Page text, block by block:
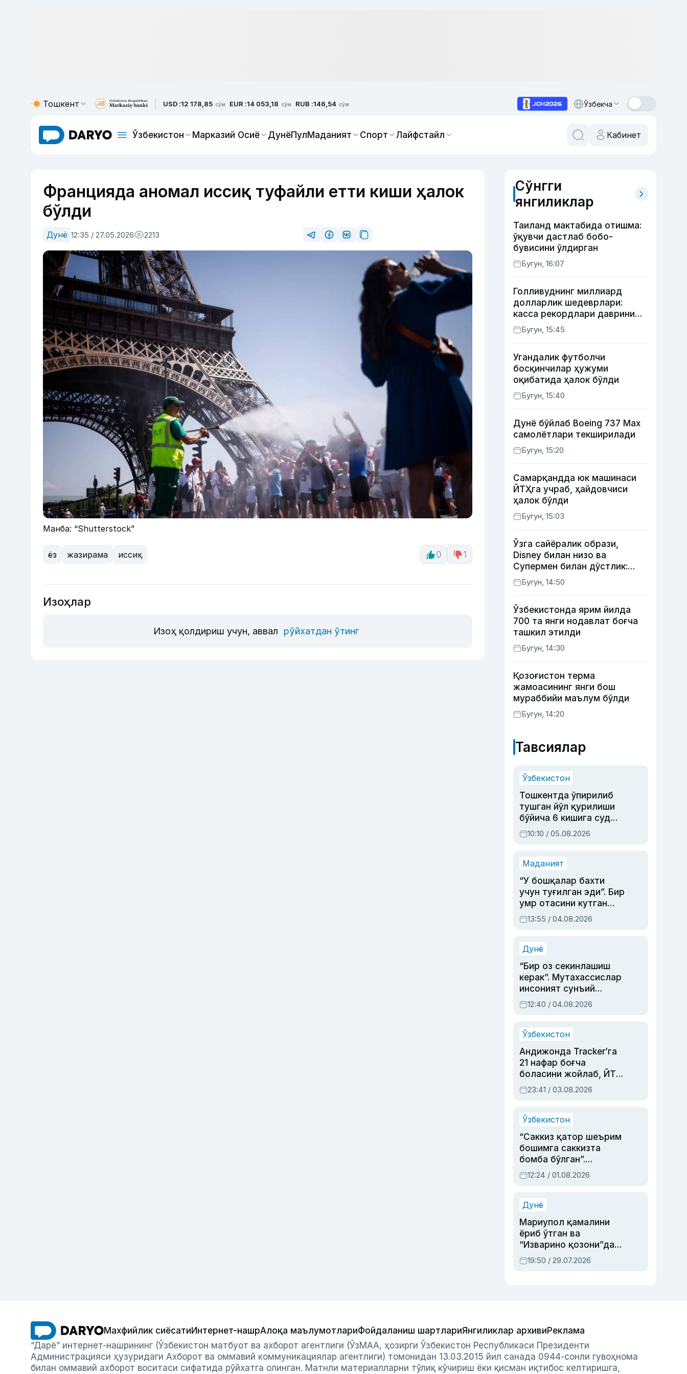
Тошкент USD :12 178,85 сўм EUR :14 053,18 сўм RUB :146,54 сўм Ўзбекча
Ўзбекистон Марказий Осиё ДунёПулМаданият Спорт Лайфстайл Кабинет
Францияда аномал иссиқ туфайли етти киши ҳалок
бўлди
Дунё 12:35 / 27.05.2026 2213
Манба: “Shutterstock”
ёз жазирама иссиқ 0 1
Изоҳлар
Изоҳ қолдириш учун, аввал рўйхатдан ўтинг
Сўнгги
янгиликлар
Таиланд мактабида отишма:
ўқувчи дастлаб бобо-
бувисини ўлдирган
Бугун, 16:07
Голливуднинг миллиард
долларлик шедеврлари:
касса рекордлари даврини
бошлаб берган 4 та фильм
Бугун, 15:45
Угандалик футболчи
босқинчилар ҳужуми
оқибатида ҳалок бўлди
Бугун, 15:40
Дунё бўйлаб Boeing 737 Мах
самолётлари текширилади
Бугун, 15:20
Самарқандда юк машинаси
ЙТҲга учраб, ҳайдовчиси
ҳалок бўлди
Бугун, 15:03
Ўзга сайёралик образи,
Disney билан низо ва
Супермен билан дўстлик:
актёр Робин Уильямс ҳақида
кўпчилик билмайдиган
Бугун, 14:50
Ўзбекистонда ярим йилда
700 та янги нодавлат боғча
ташкил этилди
Бугун, 14:30
Қозоғистон терма
жамоасининг янги бош
мураббийи маълум бўлди
Бугун, 14:20
Тавсиялар
Ўзбекистон
Тошкентда ўпирилиб
тушган йўл қурилиши
бўйича 6 кишига суд
ҳукми ўқилди
10:10 / 05.08.2026
Маданият
“У бошқалар бахти
учун туғилган эди”. Бир
умр отасини кутган
актриса ва дубльяж
устаси Римма
синовларга тўла ҳаёти
13:55 / 04.08.2026
Дунё
“Бир оз секинлашиш
керак”. Мутахассислар
инсоният сунъий
интеллектни бошқара
олмай қолишидан
12:40 / 04.08.2026
Ўзбекистон
Андижонда Tracker’га
21 нафар боғча
боласини жойлаб, ЙТҲ
содир этган аёлга суд
ҳукми ўқилди
23:41 / 03.08.2026
Ўзбекистон
“Саккиз қатор шеърим
бошимга саккизта
бомба бўлган”.
Абдулла Ориповни
сиёсий айбловлардан
12:24 / 01.08.2026
Дунё
Мариупол қамалини
ёриб ўтган ва
“Изварино қозони”дан
чиққан қаҳрамон —
Украина армияси бош
19:50 / 29.07.2026
Махфийлик сиёсатиИнтернет-нашрАлоқа маълумотлариФойдаланиш шартлариЯнгиликлар архивиРеклама
“Дарё” интернет-нашрининг (Ўзбекистон матбуот ва ахборот агентлиги (ЎзМАА, ҳозирги Ўзбекистон Республикаси Президенти
Администрацияси ҳузуридаги Ахборот ва оммавий коммуникациялар агентлиги) томонидан 13.03.2015 йил санада 0944-сонли гувоҳнома
билан оммавий ахборот воситаси сифатида рўйхатга олинган. Матнли материалларни тўлиқ кўчириш ёки қисман иқтибос келтиришга,